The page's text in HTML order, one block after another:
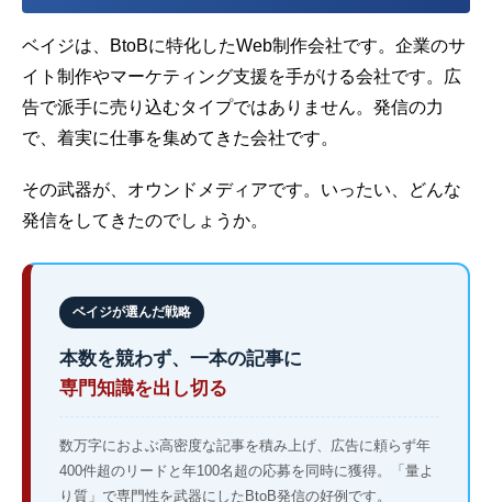
ベイジは、BtoBに特化したWeb制作会社です。企業のサ
イト制作やマーケティング支援を手がける会社です。広
告で派手に売り込むタイプではありません。発信の力
で、着実に仕事を集めてきた会社です。
その武器が、 オウンドメディアです。いったい、どんな
発信をしてきたのでしょうか。
ベイジが選んだ戦略
本数を競わず、一本の記事に
専門知識を出し切る
数万字におよぶ高密度な記事を積み上げ、広告に頼らず年
400件超のリードと年100名超の応募を同時に獲得。「量よ
り質」で専門性を武器にしたBtoB発信の好例です。